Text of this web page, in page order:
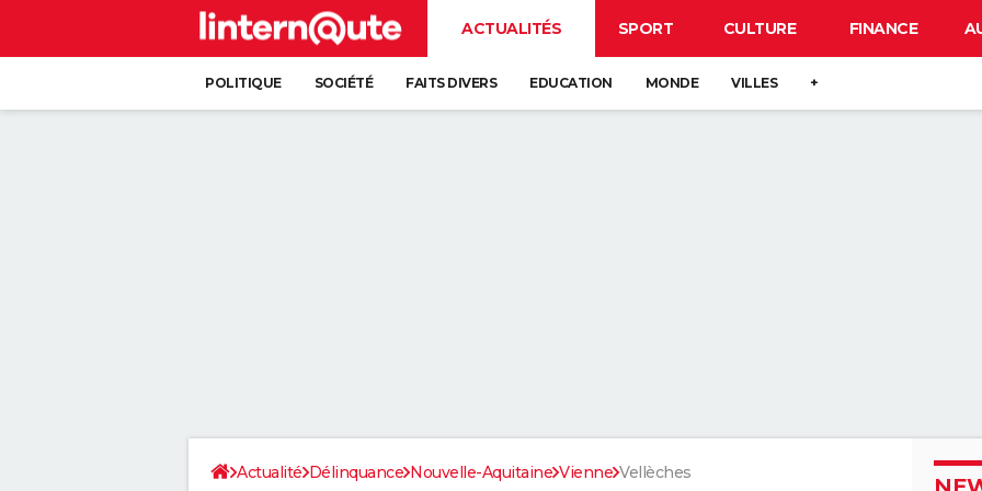
ACTUALITÉS SPORT CULTURE FINANCE
POLITIQUE SOCIÉTÉ FAITS DIVERS EDUCATION MONDE VILLES +
Actualité Délinquance Nouvelle-Aquitaine Vienne Vellèches